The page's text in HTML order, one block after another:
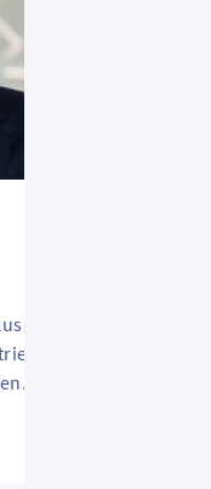
digitaler
und Innovation